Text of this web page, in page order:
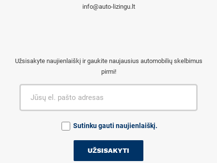
info@auto-lizingu.lt
Užsisakyte naujienlaiškį ir gaukite naujausius automobilių skelbimus
pirmi!
Sutinku gauti naujienlaiškį.